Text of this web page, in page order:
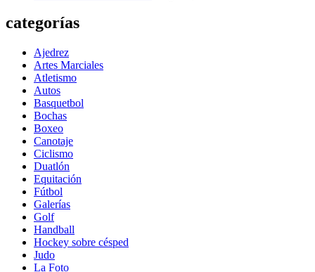
categorías
Ajedrez
Artes Marciales
Atletismo
Autos
Basquetbol
Bochas
Boxeo
Canotaje
Ciclismo
Duatlón
Equitación
Fútbol
Galerías
Golf
Handball
Hockey sobre césped
Judo
La Foto